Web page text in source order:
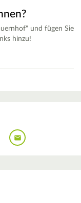
und fügen Sie
hinzu!